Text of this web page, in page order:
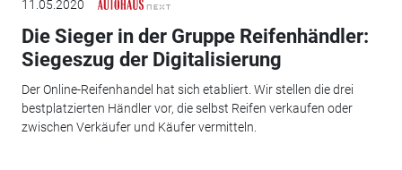
11.05.2020
Die Sieger in der Gruppe Reifenhändler:
Siegeszug der Digitalisierung
Der Online-Reifenhandel hat sich etabliert. Wir stellen die drei
bestplatzierten Händler vor, die selbst Reifen verkaufen oder
zwischen Verkäufer und Käufer vermitteln.